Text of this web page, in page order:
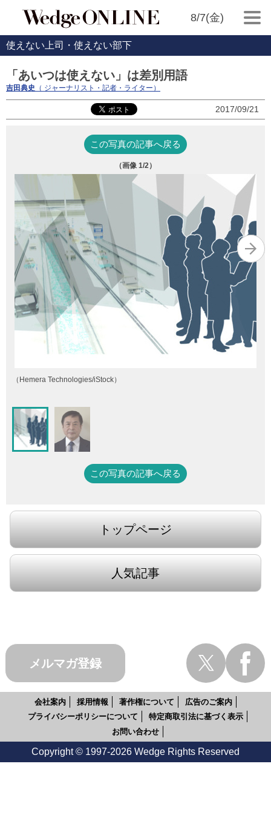
8/7(金)
使えない上司・使えない部下
「あいつは使えない」は差別用語
吉田典史 （ ジャーナリスト・記者・ライター）
2017/09/21
この写真の記事へ戻る
（画像 1/2）
（Hemera Technologies/iStock）
この写真の記事へ戻る
トップページ
人気記事
メルマガ登録
会社案内 採用情報 著作権について
広告のご案内
プライバシーポリシーについて
特定商取引法に基づく表示
お問い合わせ
Copyright © 1997-2026 Wedge Rights Reserved